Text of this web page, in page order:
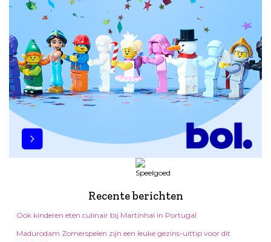
Recente berichten
Ook kinderen eten culinair bij Martinhal in Portugal
Madurodam Zomerspelen zijn een leuke gezins-uittip voor dit